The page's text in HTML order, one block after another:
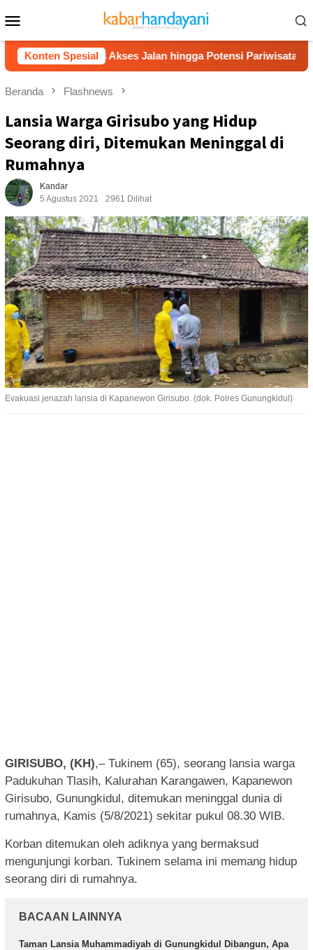
ke
kontenMobile
Konten Spesial
Bahas Akses Jalan hingga Potensi Pariwisata
Beranda Flashnews
Lansia Warga Girisubo yang Hidup
Seorang diri, Ditemukan Meninggal di
Rumahnya
Kandar
5 Agustus 2021
2961 Dilihat
Evakuasi jenazah lansia di Kapanewon Girisubo. (dok. Polres Gunungkidul)
GIRISUBO, (KH),– Tukinem (65), seorang lansia warga
Padukuhan Tlasih, Kalurahan Karangawen, Kapanewon
Girisubo, Gunungkidul, ditemukan meninggal dunia di
rumahnya, Kamis (5/8/2021) sekitar pukul 08.30 WIB.
Korban ditemukan oleh adiknya yang bermaksud
mengunjungi korban. Tukinem selama ini memang hidup
seorang diri di rumahnya.
BACAAN LAINNYA
Taman Lansia Muhammadiyah di Gunungkidul Dibangun, Apa